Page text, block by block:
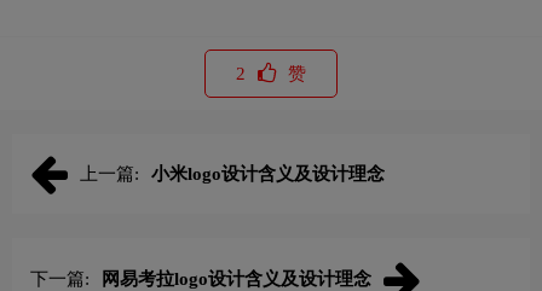
2 赞
上一篇: 小米logo设计含义及设计理念
下一篇: 网易考拉logo设计含义及设计理念